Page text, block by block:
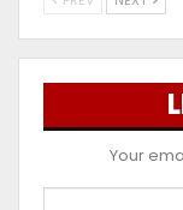
Your